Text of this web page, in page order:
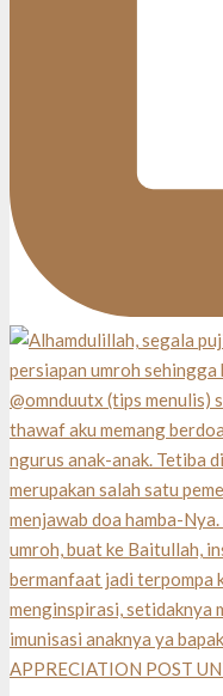
APPRECIATION POST